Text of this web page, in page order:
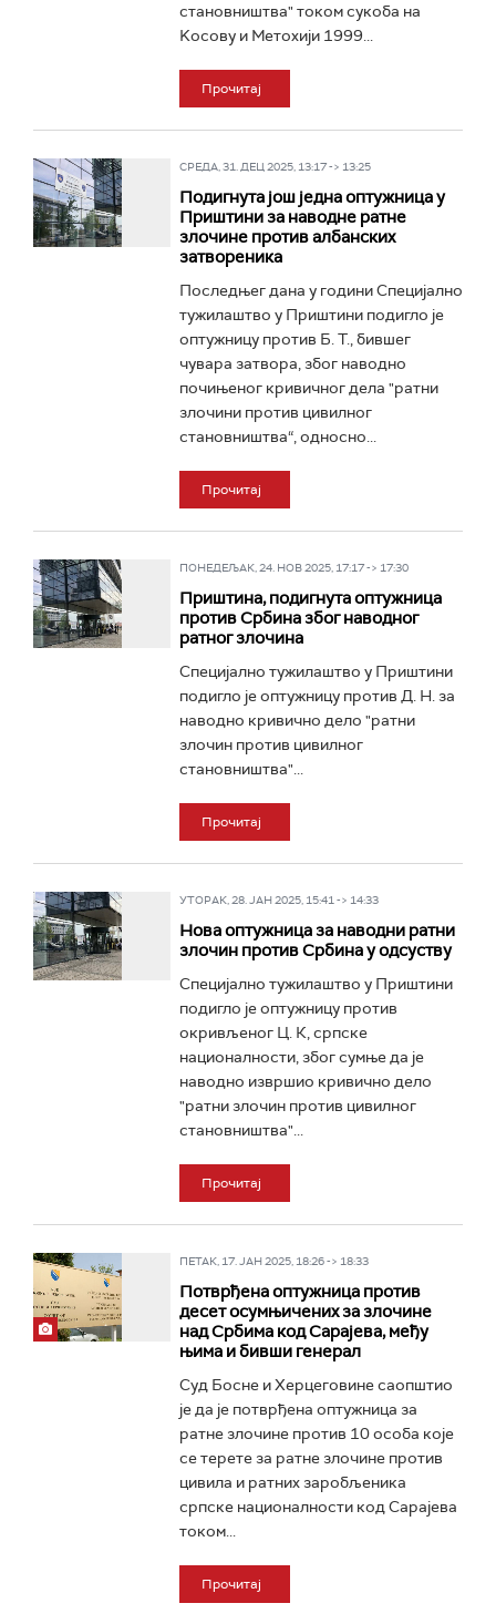
становништва" током сукоба на
Kосову и Метохији 1999...
Прочитај
СРЕДА, 31. ДЕЦ 2025, 13:17 -> 13:25
Подигнута још једна оптужница у
Приштини за наводне ратне
злочине против албанских
затвореника
Последњег дана у години Специјално
тужилаштво у Приштини подигло је
оптужницу против Б. Т., бившег
чувара затвора, због наводно
почињеног кривичног дела "ратни
злочини против цивилног
становништва“, односно...
Прочитај
ПОНЕДЕЉАК, 24. НОВ 2025, 17:17 -> 17:30
Приштина, подигнута оптужница
против Србина због наводног
ратног злочина
Специјално тужилаштво у Приштини
подигло је оптужницу против Д. Н. за
наводно кривично дело "ратни
злочин против цивилног
становништва"...
Прочитај
УТОРАК, 28. ЈАН 2025, 15:41 -> 14:33
Нова оптужница за наводни ратни
злочин против Србина у одсуству
Специјално тужилаштво у Приштини
подигло је оптужницу против
окривљеног Ц. К, српске
националности, због сумње да је
наводно извршио кривично дело
"ратни злочин против цивилног
становништва"...
Прочитај
ПЕТАК, 17. ЈАН 2025, 18:26 -> 18:33
Потврђена оптужница против
десет осумњичених за злочине
над Србима код Сарајева, међу
њима и бивши генерал
Суд Босне и Херцеговине саопштио
је да је потврђена оптужница за
ратне злочине против 10 особа које
се терете за ратне злочине против
цивила и ратних заробљеника
српске националности код Сарајева
током...
Прочитај